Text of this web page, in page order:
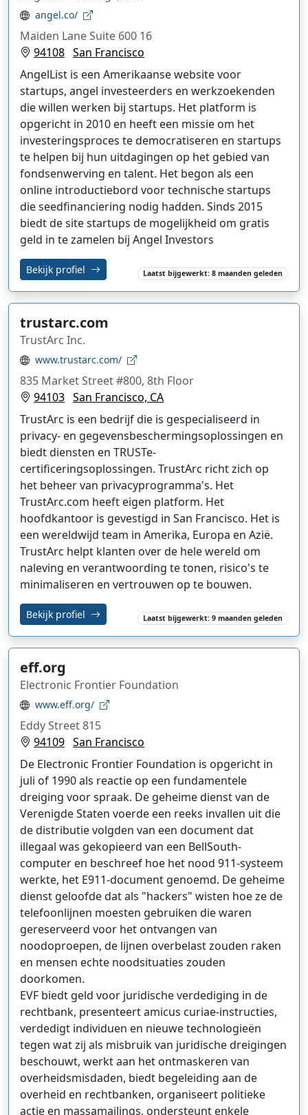
angel.co/
Maiden Lane Suite 600 16
94108 San Francisco
AngelList is een Amerikaanse website voor
startups, angel investeerders en werkzoekenden
die willen werken bij startups. Het platform is
opgericht in 2010 en heeft een missie om het
investeringsproces te democratiseren en startups
te helpen bij hun uitdagingen op het gebied van
fondsenwerving en talent. Het begon als een
online introductiebord voor technische startups
die seedfinanciering nodig hadden. Sinds 2015
biedt de site startups de mogelijkheid om gratis
geld in te zamelen bij Angel Investors
Bekijk profiel Laatst bijgewerkt: 8 maanden geleden
trustarc.com
TrustArc Inc.
www.trustarc.com/
835 Market Street #800, 8th Floor
94103 San Francisco, CA
TrustArc is een bedrijf die is gespecialiseerd in
privacy- en gegevensbeschermingsoplossingen en
biedt diensten en TRUSTe-
certificeringsoplossingen. TrustArc richt zich op
het beheer van privacyprogramma's. Het
TrustArc.com heeft eigen platform. Het
hoofdkantoor is gevestigd in San Francisco. Het is
een wereldwijd team in Amerika, Europa en Azië.
TrustArc helpt klanten over de hele wereld om
naleving en verantwoording te tonen, risico's te
minimaliseren en vertrouwen op te bouwen.
Bekijk profiel Laatst bijgewerkt: 9 maanden geleden
eff.org
Electronic Frontier Foundation
www.eff.org/
Eddy Street 815
94109 San Francisco
De Electronic Frontier Foundation is opgericht in
juli of 1990 als reactie op een fundamentele
dreiging voor spraak. De geheime dienst van de
Verenigde Staten voerde een reeks invallen uit die
de distributie volgden van een document dat
illegaal was gekopieerd van een BellSouth-
computer en beschreef hoe het nood 911-systeem
werkte, het E911-document genoemd. De geheime
dienst geloofde dat als "hackers" wisten hoe ze de
telefoonlijnen moesten gebruiken die waren
gereserveerd voor het ontvangen van
noodoproepen, de lijnen overbelast zouden raken
en mensen echte noodsituaties zouden
doorkomen.
EVF biedt geld voor juridische verdediging in de
rechtbank, presenteert amicus curiae-instructies,
verdedigt individuen en nieuwe technologieën
tegen wat zij als misbruik van juridische dreigingen
beschouwt, werkt aan het ontmaskeren van
overheidsmisdaden, biedt begeleiding aan de
overheid en rechtbanken, organiseert politieke
actie en massamailings, ondersteunt enkele